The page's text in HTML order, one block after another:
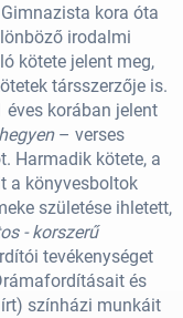
kora óta
irodalmi
kötete jelent meg,
társszerzője is.
éves korában jelent
– verses
Harmadik kötete, a
a könyvesboltok
születése ihletett,
- korszerű
tevékenységet
és
színházi munkáit